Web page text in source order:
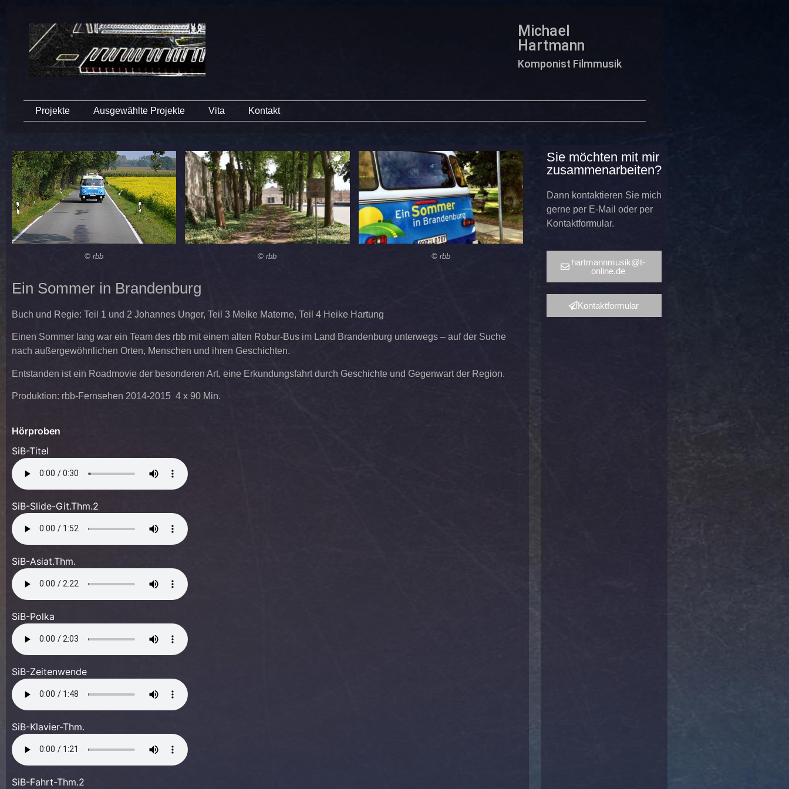
Michael
Hartmann
Komponist Filmmusik
Projekte Ausgewählte Projekte Vita Kontakt
© rbb © rbb © rbb
Ein Sommer in Brandenburg
Buch und Regie: Teil 1 und 2 Johannes Unger, Teil 3 Meike Materne, Teil 4 Heike Hartung
Einen Sommer lang war ein Team des rbb mit einem alten Robur-Bus im Land Brandenburg unterwegs – auf der Suche
nach außergewöhnlichen Orten, Menschen und ihren Geschichten.
Entstanden ist ein Roadmovie der besonderen Art, eine Erkundungsfahrt durch Geschichte und Gegenwart der Region.
Produktion: rbb-Fernsehen 2014-2015 4 x 90 Min.
Hörproben
SiB-Titel
SiB-Slide-Git.Thm.2
SiB-Asiat.Thm.
SiB-Polka
SiB-Zeitenwende
SiB-Klavier-Thm.
SiB-Fahrt-Thm.2
Sie möchten mit mir
zusammenarbeiten?
Dann kontaktieren Sie mich
gerne per E-Mail oder per
Kontaktformular.
hartmannmusik@t-
online.de
Kontaktformular